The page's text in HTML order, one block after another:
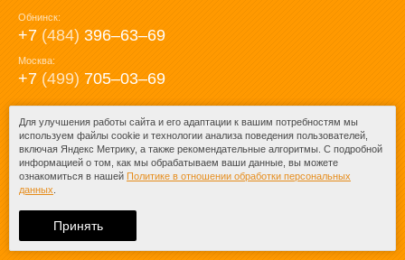
Обнинск:
+7 (484) 396‒63‒69
Москва:
+7 (499) 705‒03‒69
E-mail:
mail@posuda40.ru
При любом копировании информации
ссылка на
Для улучшения работы сайта и его адаптации к вашим потребностям мы
используем файлы cookie и технологии анализа поведения пользователей,
включая Яндекс Метрику, а также рекомендательные алгоритмы. С подробной
информацией о том, как мы обрабатываем ваши данные, вы можете
ознакомиться в нашей Политике в отношении обработки персональных
данных
Принять